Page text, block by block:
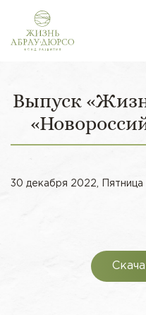
Выпуск
30 декабря 2022, Пятница